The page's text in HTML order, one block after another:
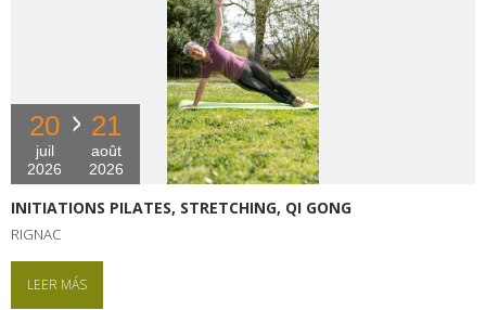
20
juil
2026
21
août
2026
INITIATIONS PILATES, STRETCHING, QI GONG
RIGNAC
LEER MÁS